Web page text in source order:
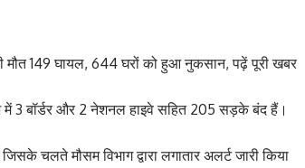
149 घायल, 644 घरों को हुआ नुकसान, पढ़ें पूरी खबर
में 3 बॉर्डर और 2 नेशनल हाइवे सहित 205 सड़के बंद हैं।
चलते मौसम विभाग द्वारा लगातार अलर्ट जारी किया